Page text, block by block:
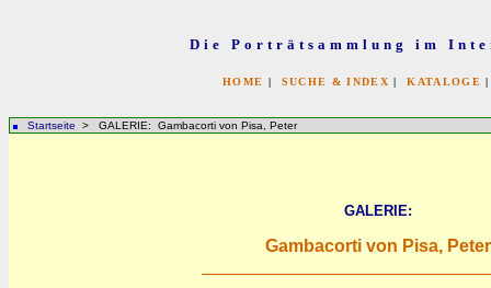
Die Porträtsammlung im
HOME | SUCHE & INDEX |KATALOGE
Startseite > GALERIE: Gambacorti von Pisa, Peter
GALERIE:
Gambacorti von Pisa, Peter